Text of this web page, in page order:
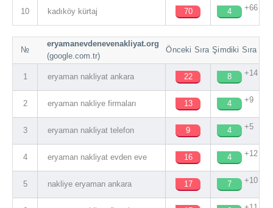
10 kadıköy kürtaj 70 4 +66
№
eryamanevdenevenakliyat.org
(google.com.tr)
Önceki Sıra Şimdiki Sıra
1 eryaman nakliyat ankara 22 8 +14
2 eryaman nakliye firmaları 13 4 +9
3 eryaman nakliyat telefon 9 4 +5
4 eryaman nakliyat evden eve 16 4 +12
5 nakliye eryaman ankara 17 7 +10